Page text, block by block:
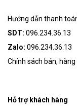
Hướng dẫn thanh
SDT: 096.234.36.13
Zalo: 096.234.36.13
Chính sách bán,
Hỗ trợ khách hàng